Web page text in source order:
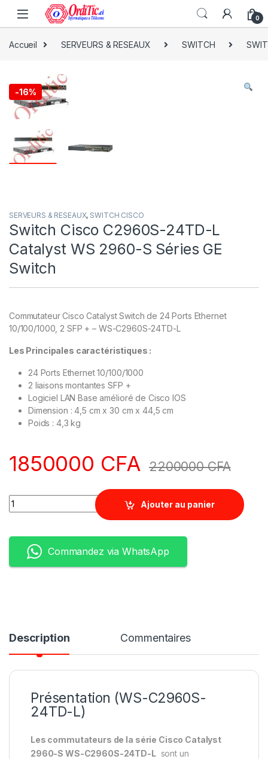
0
Accueil SERVEURS & RESEAUX SWITCH
-16%
SERVEURS & RESEAUX, SWITCH CISCO
Switch Cisco C2960S-24TD-L
Catalyst WS 2960-S Séries GE
Switch
Commutateur Cisco Catalyst Switch de 24 Ports Ethernet
10/100/1000, 2 SFP + – WS-C2960S-24TD-L
Les Principales caractéristiques :
24 Ports Ethernet 10/100/1000
2 liaisons montantes SFP +
Logiciel LAN Base amélioré de Cisco IOS
Dimension : 4,5 cm x 30 cm x 44,5 cm
Poids : 4,3 kg
1850000 CFA 2200000CFA
Quantity
Ajouter au panier
Commandez via WhatsApp
Description Commentaires
Présentation (WS-C2960S-
24TD-L)
Les commutateurs de la série Cisco Catalyst
2960-S WS-C2960S-24TD-Lsont un